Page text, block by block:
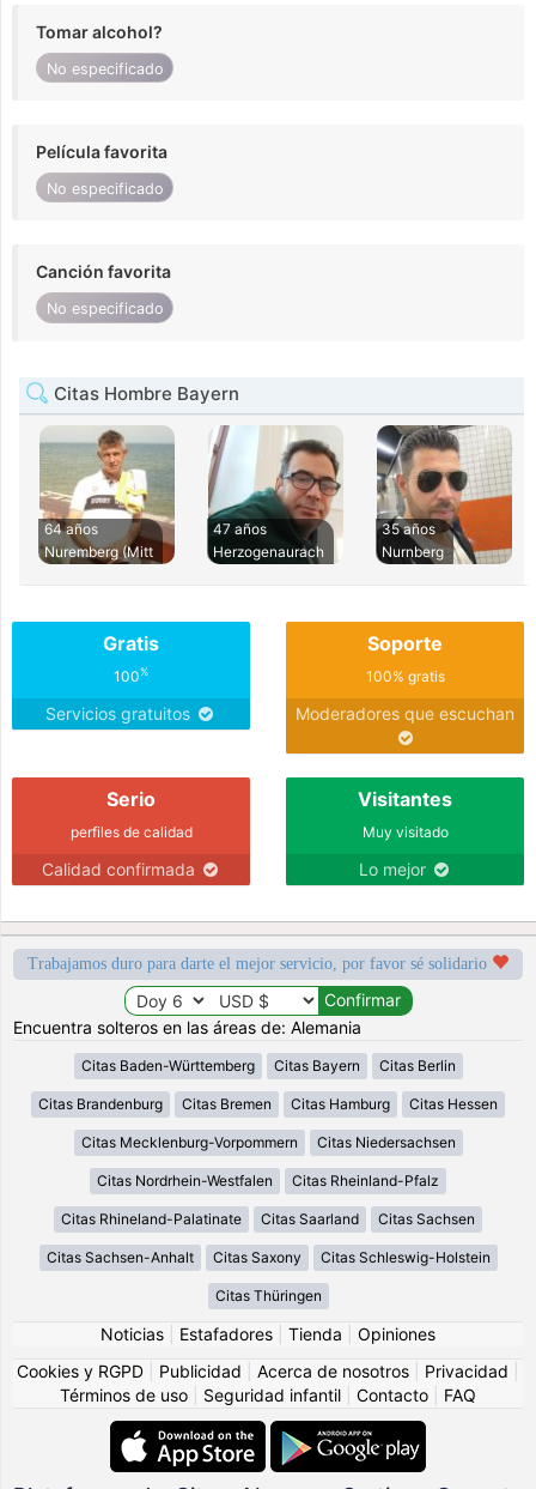
Tomar alcohol?
No especificado
Película favorita
No especificado
Canción favorita
No especificado
Citas Hombre Bayern
64 años
Nuremberg (Mitt
47 años
Herzogenaurach
35 años
Nurnberg
Gratis
100%
Servicios gratuitos
Soporte
100% gratis
Moderadores que escuchan
Serio
perfiles de calidad
Calidad confirmada
Visitantes
Muy visitado
Lo mejor
Trabajamos duro para darte el mejor servicio, por favor sé solidario
Encuentra solteros en las áreas de: Alemania
Citas Baden-Württemberg Citas Bayern Citas Berlin
Citas Brandenburg Citas Bremen Citas Hamburg Citas Hessen
Citas Mecklenburg-Vorpommern Citas Niedersachsen
Citas Nordrhein-Westfalen Citas Rheinland-Pfalz
Citas Rhineland-Palatinate Citas Saarland Citas Sachsen
Citas Sachsen-Anhalt Citas Saxony Citas Schleswig-Holstein
Citas Thüringen
Noticias Estafadores Tienda
Opiniones
Cookies y RGPD
Publicidad Acerca de nosotros Privacidad
Términos de uso
Seguridad infantil Contacto FAQ